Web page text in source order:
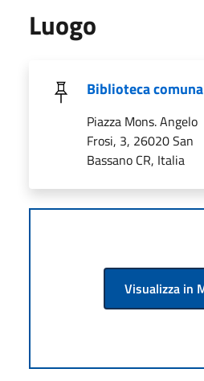
Luogo
Biblioteca
Piazza Mons. Angelo
Frosi, 3, 26020 San
Bassano CR, Italia
Visualizza in